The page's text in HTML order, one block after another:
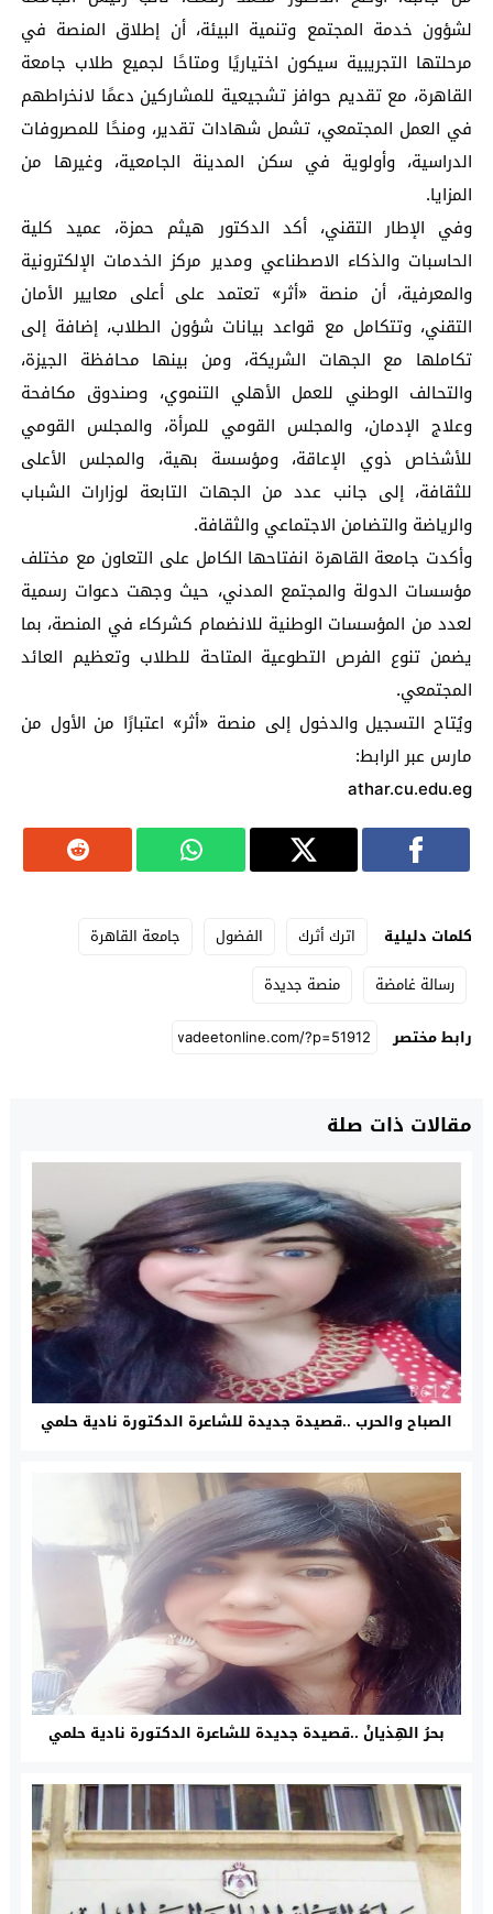
لشؤون خدمة المجتمع وتنمية البيئة، أن إطلاق المنصة في
مرحلتها التجريبية سيكون اختياريًا ومتاحًا لجميع طلاب جامعة
القاهرة، مع تقديم حوافز تشجيعية للمشاركين دعمًا لانخراطهم
في العمل المجتمعي، تشمل شهادات تقدير، ومنحًا للمصروفات
الدراسية، وأولوية في سكن المدينة الجامعية، وغيرها من
المزايا.
وفي الإطار التقني، أكد الدكتور هيثم حمزة، عميد كلية
الحاسبات والذكاء الاصطناعي ومدير مركز الخدمات الإلكترونية
والمعرفية، أن منصة «أثر» تعتمد على أعلى معايير الأمان
التقني، وتتكامل مع قواعد بيانات شؤون الطلاب، إضافة إلى
تكاملها مع الجهات الشريكة، ومن بينها محافظة الجيزة،
والتحالف الوطني للعمل الأهلي التنموي، وصندوق مكافحة
وعلاج الإدمان، والمجلس القومي للمرأة، والمجلس القومي
للأشخاص ذوي الإعاقة، ومؤسسة بهية، والمجلس الأعلى
للثقافة، إلى جانب عدد من الجهات التابعة لوزارات الشباب
والرياضة والتضامن الاجتماعي والثقافة.
وأكدت جامعة القاهرة انفتاحها الكامل على التعاون مع مختلف
مؤسسات الدولة والمجتمع المدني، حيث وجهت دعوات رسمية
لعدد من المؤسسات الوطنية للانضمام كشركاء في المنصة، بما
يضمن تنوع الفرص التطوعية المتاحة للطلاب وتعظيم العائد
المجتمعي.
ويُتاح التسجيل والدخول إلى منصة «أثر» اعتبارًا من الأول من
مارس عبر الرابط:
athar.cu.edu.eg
كلمات دليلية اترك أثرك الفضول
جامعة القاهرة
رسالة غامضة
منصة جديدة
رابط مختصر
مقالات ذات صلة
الصباح والحرب ..قصيدة جديدة للشاعرة الدكتورة نادية حلمي
بحرُ الهِذيانْ ..قصيدة جديدة للشاعرة الدكتورة نادية حلمي